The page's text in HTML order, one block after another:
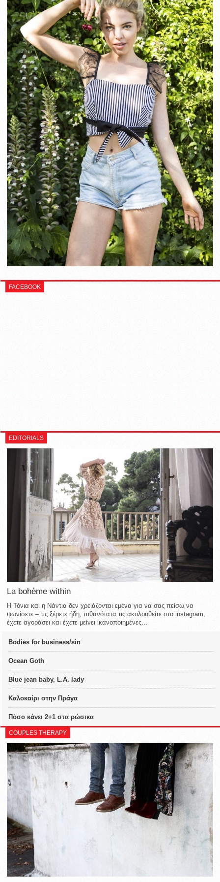
FACEBOOK
EDITORIALS
La bohème within
Η Τόνια και η Νάντια δεν χρειάζονται εμένα για να σας πείσω να
ψωνίσετε – τις ξέρετε ήδη, πιθανότατα τις ακολουθείτε στο instagram,
έχετε αγοράσει και έχετε μείνει ικανοποιημένες...
Bodies for business/sin
Ocean Goth
Blue jean baby, L.A. lady
Καλοκαίρι στην Πράγα
Πόσο κάνει 2+1 στα ρώσικα
COUPLES THERAPY